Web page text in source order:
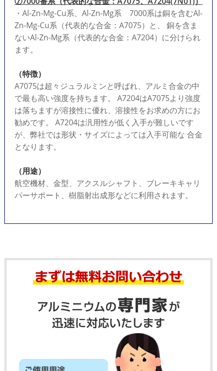
・Al-Zn-Mg-Cu系、Al-Zn-Mg系 7000系は銅を含むAl-
Zn-Mg-Cu系（代表的な合金：A7075）と、 銅を含ま
ないAl-Zn-Mg系（代表的な合金：A7204）に分けられ
ます。
（特徴）
A7075は超々ジュラルミンと呼ばれ、アルミ合金の中
で最も高い強度を持ちます。 A7204はA7075より強度
は落ちますが溶接性に優れ、溶接性をお求めの方にお
勧めです。 A7204は汎用性が低く入手が難しいです
が、弊社では形状・サイズによっては入手可能な 合金
となります。
（用途）
航空機材、金型、アクスルシャフト、ブレーキキャリ
パーサポート、樹脂射出成形などに利用されます。